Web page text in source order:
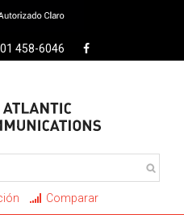
458-6046
Comparar